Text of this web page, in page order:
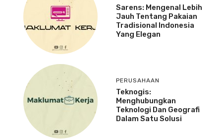
Sarens: Mengenal Lebih
Jauh Tentang Pakaian
Tradisional Indonesia
Yang Elegan
PERUSAHAAN
Teknogis:
Menghubungkan
Teknologi Dan Geografi
Dalam Satu Solusi